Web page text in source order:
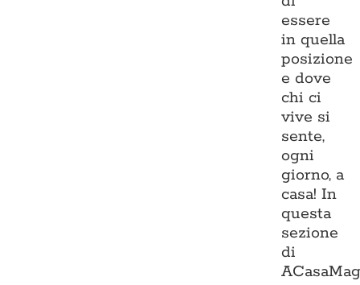
essere
in quella
posizione
e dove
chi ci
vive si
sente,
ogni
giorno, a
casa! In
questa
sezione
di